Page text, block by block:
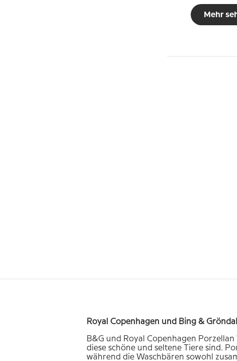
Mehr
Royal Copenhagen und Bing &
B&G und Royal Copenhagen
diese schöne und seltene Tiere sind.
während die Waschbären sowohl